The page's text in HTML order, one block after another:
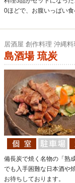
0ほどで、お腹いっぱい
居酒屋 創作料理 沖縄
島酒場 琉炭
備長炭で焼く名物の「熟
でも入手困難な日本酒や
お待ちしております。